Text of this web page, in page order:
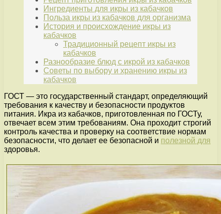
Ингредиенты для икры из кабачков
Польза икры из кабачков для организма
История и происхождение икры из
кабачков
Традиционный рецепт икры из
кабачков
Разнообразие блюд с икрой из кабачков
Советы по выбору и хранению икры из
кабачков
ГОСТ — это государственный стандарт, определяющий
требования к качеству и безопасности продуктов
питания. Икра из кабачков, приготовленная по ГОСТу,
отвечает всем этим требованиям. Она проходит строгий
контроль качества и проверку на соответствие нормам
безопасности, что делает ее безопасной и полезной для
здоровья.